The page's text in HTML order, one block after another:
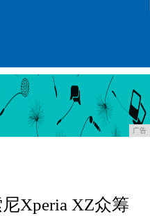
广告
Xperia XZ众筹